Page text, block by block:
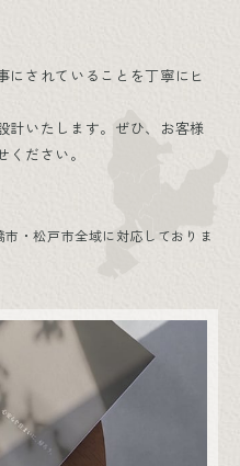
にされていることを丁寧にヒ
計いたします。ぜひ、お客様
ださい。
・松戸市全域に対応しておりま